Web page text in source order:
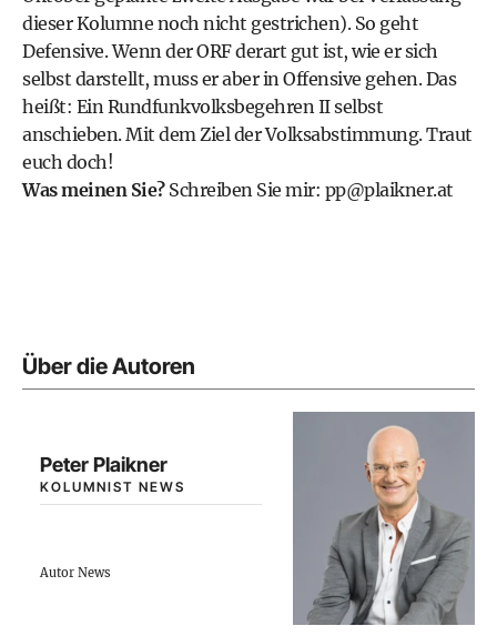
dieser Kolumne noch nicht gestrichen). So geht
Defensive. Wenn der ORF derart gut ist, wie er sich
selbst darstellt, muss er aber in Offensive gehen. Das
heißt: Ein Rundfunkvolksbegehren II selbst
anschieben. Mit dem Ziel der Volksabstimmung. Traut
euch doch!
Was meinen Sie?Schreiben Sie mir: pp@plaikner.at
Über die Autoren
Peter Plaikner
KOLUMNIST NEWS
Autor News